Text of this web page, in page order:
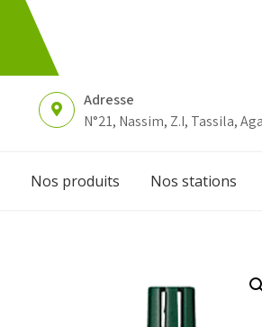
Adresse
N°21, Nassim, Z.I, Tassila,
Nos produits Nos stations